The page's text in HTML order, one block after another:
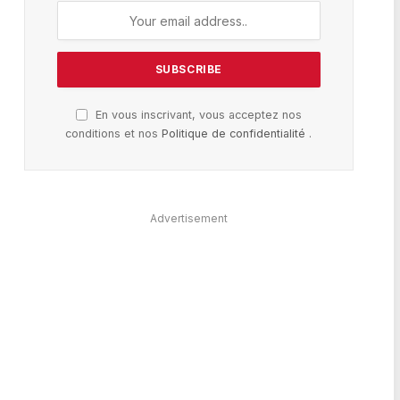
En vous inscrivant, vous acceptez nos
conditions et nosPolitique de confidentialité .
Advertisement